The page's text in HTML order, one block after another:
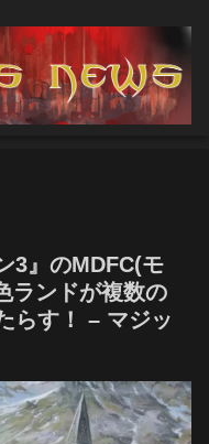
3』のMDFC(モ
ランドが複数の
らす！ – マジッ